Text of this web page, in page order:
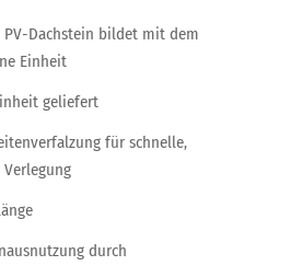
PV-Dachstein bildet mit dem
Einheit
geliefert
für schnelle,
durch